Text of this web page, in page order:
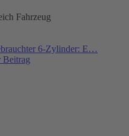
Fahrzeug
6-Zylinder: E…
Beitrag